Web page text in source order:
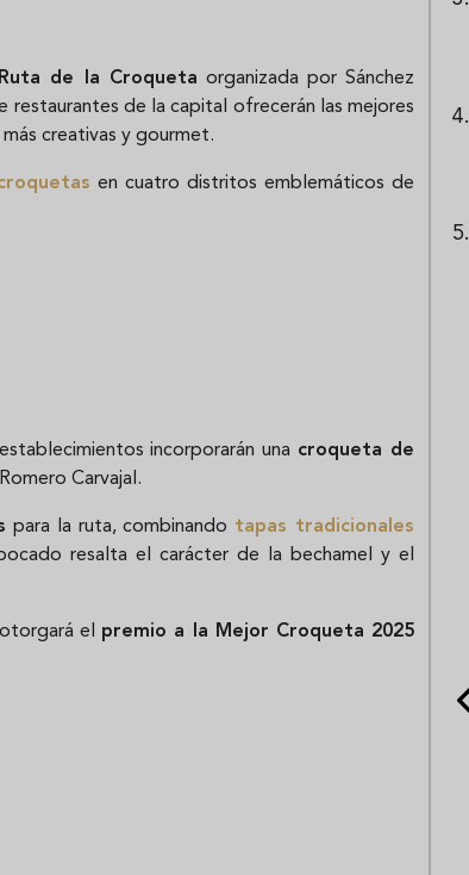
Ruta de la Croqueta organizada por Sánchez
restaurantes de la capital ofrecerán las mejores
creativas y gourmet.
en cuatro distritos emblemáticos de
incorporarán una croqueta de
Carvajal.
para la ruta, combinando tapas tradicionales
resalta el carácter de la bechamel y el
el premio a la Mejor Croqueta 2025